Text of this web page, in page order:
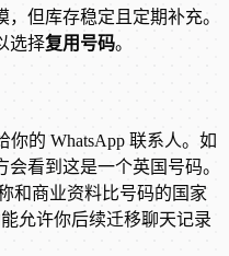
但库存稳定且定期补充。
选择复用号码。
的 WhatsApp 联系人。如
看到这是一个英国号码。
和商业资料比号码的国家
允许你后续迁移聊天记录